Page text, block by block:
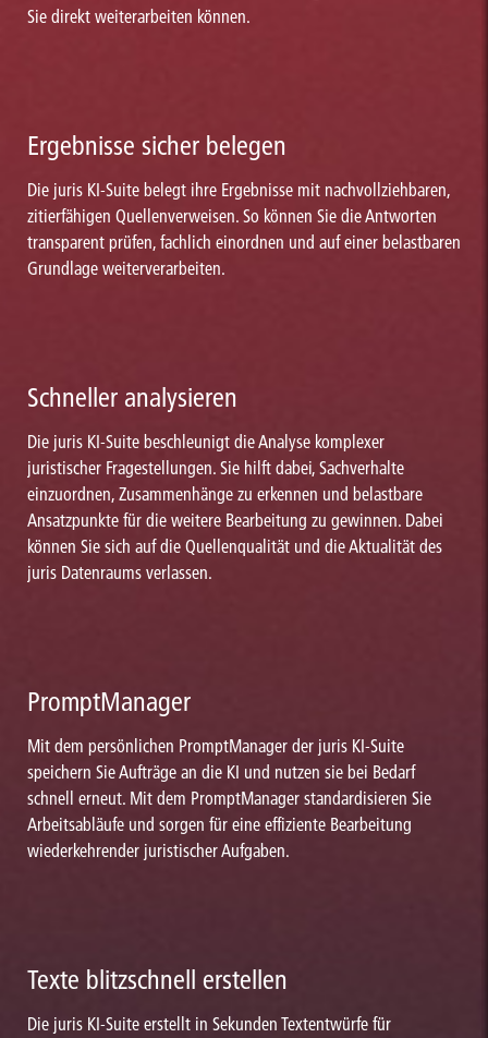
Sie direkt weiterarbeiten können.
Ergebnisse sicher belegen
Die juris KI-Suite belegt ihre Ergebnisse mit nachvollziehbaren,
zitierfähigen Quellenverweisen. So können Sie die Antworten
transparent prüfen, fachlich einordnen und auf einer belastbaren
Grundlage weiterverarbeiten.
Schneller analysieren
Die juris KI-Suite beschleunigt die Analyse komplexer
juristischer Fragestellungen. Sie hilft dabei, Sachverhalte
einzuordnen, Zusammenhänge zu erkennen und belastbare
Ansatzpunkte für die weitere Bearbeitung zu gewinnen. Dabei
können Sie sich auf die Quellenqualität und die Aktualität des
juris Datenraums verlassen.
PromptManager
Mit dem persönlichen PromptManager der juris KI-Suite
speichern Sie Aufträge an die KI und nutzen sie bei Bedarf
schnell erneut. Mit dem PromptManager standardisieren Sie
Arbeitsabläufe und sorgen für eine effiziente Bearbeitung
wiederkehrender juristischer Aufgaben.
Texte blitzschnell erstellen
Die juris KI-Suite erstellt in Sekunden Textentwürfe für